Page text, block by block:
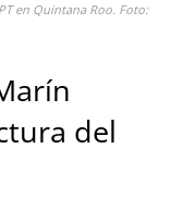
en Quintana Roo. Foto:
del